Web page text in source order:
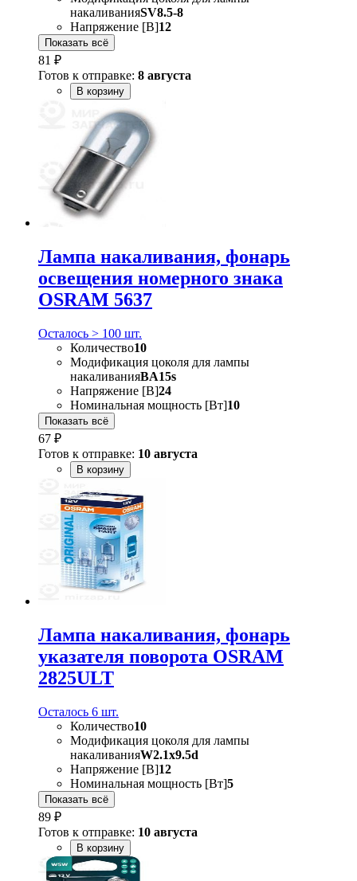
накаливанияSV8.5-8
Напряжение [В]12
Показать всё
81 ₽
Готов к отправке: 8 августа
В корзину
Лампа накаливания, фонарь
освещения номерного знака
OSRAM 5637
Осталось > 100 шт.
Количество10
Модификация цоколя для лампы
накаливанияBA15s
Напряжение [В]24
Номинальная мощность [Вт]10
Показать всё
67 ₽
Готов к отправке: 10 августа
В корзину
Лампа накаливания, фонарь
указателя поворота OSRAM
2825ULT
Осталось 6 шт.
Количество10
Модификация цоколя для лампы
накаливанияW2.1x9.5d
Напряжение [В]12
Номинальная мощность [Вт]5
Показать всё
89 ₽
Готов к отправке: 10 августа
В корзину